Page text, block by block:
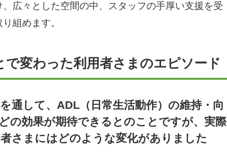
広々とした空間の中、スタッフの手厚い支援を受
組めます。
変わった利用者さまのエピソード
通して、ADL（日常生活動作）の維持・向
の効果が期待できるとのことですが、実際
さまにはどのような変化がありました